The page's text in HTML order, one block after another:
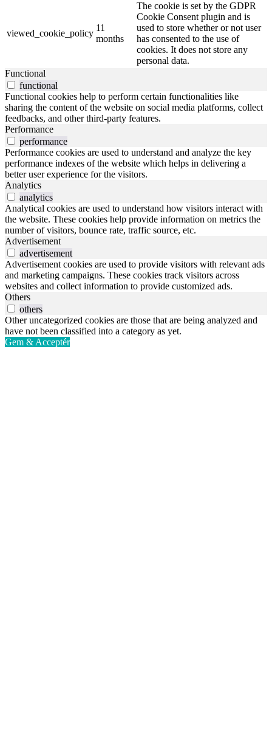
viewed_cookie_policy
11
months
The cookie is set by the GDPR
Cookie Consent plugin and is
used to store whether or not user
has consented to the use of
cookies. It does not store any
personal data.
Functional
functional
Functional cookies help to perform certain functionalities like
sharing the content of the website on social media platforms, collect
feedbacks, and other third-party features.
Performance
performance
Performance cookies are used to understand and analyze the key
performance indexes of the website which helps in delivering a
better user experience for the visitors.
Analytics
analytics
Analytical cookies are used to understand how visitors interact with
the website. These cookies help provide information on metrics the
number of visitors, bounce rate, traffic source, etc.
Advertisement
advertisement
Advertisement cookies are used to provide visitors with relevant ads
and marketing campaigns. These cookies track visitors across
websites and collect information to provide customized ads.
Others
others
Other uncategorized cookies are those that are being analyzed and
have not been classified into a category as yet.
Gem & Acceptér